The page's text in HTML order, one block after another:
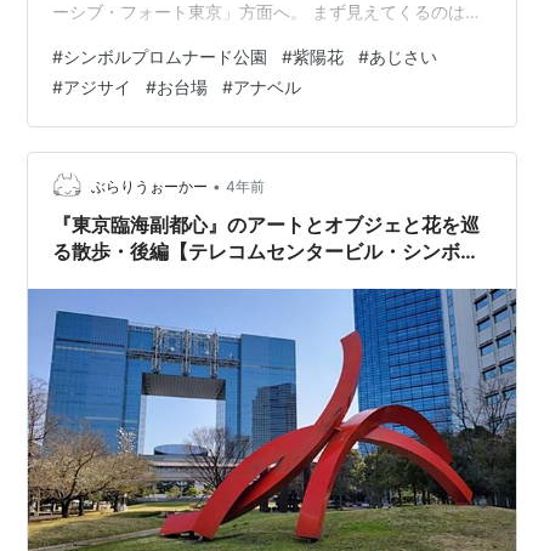
ーシブ・フォート東京」方面へ。 まず見えてくるのはこ
る人の殺気が伝わる… 自己肯定感を上げる前に、撮影を
切り上げましょう。 その先にはこの階段↓ アナベルがい
っぱい！ これはスゴい！！！ なぜか、品川駅港南口の社
畜川を思い出してしまいました。 そう、わたくしも、社
畜。 川の流れに逆らい有給休暇を取得してお台場へ。 ６
月は祝日がな…
#シンボルプロムナード公園 #紫陽花 #あじさい
#アジサイ #お台場 #アナベル
ぶらりうぉーかー • 4年前
『東京臨海副都心』のアートとオブジェと花を巡
る散歩・後編【テレコムセンタービル・シンボル